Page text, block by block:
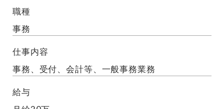
職種
事務
仕事内容
事務、受付、会計等、一般事務業務
給与